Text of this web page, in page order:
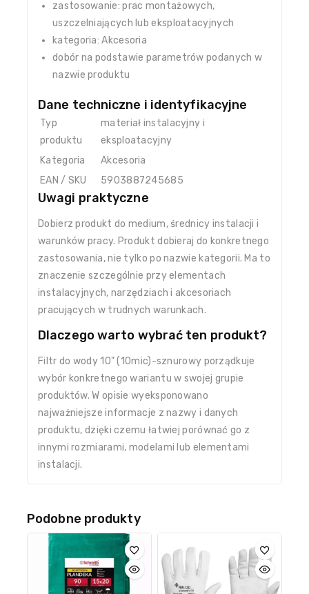
zastosowanie: prac montażowych,
uszczelniających lub eksploatacyjnych
kategoria: Akcesoria
dobór na podstawie parametrów podanych w
nazwie produktu
Dane techniczne i identyfikacyjne
Typ
produktu
materiał instalacyjny i
eksploatacyjny
Kategoria
Akcesoria
EAN / SKU
5903887245685
Uwagi praktyczne
Dobierz produkt do medium, średnicy instalacji i
warunków pracy. Produkt dobieraj do konkretnego
zastosowania, nie tylko po nazwie kategorii. Ma to
znaczenie szczególnie przy elementach
instalacyjnych, narzędziach i akcesoriach
pracujących w trudnych warunkach.
Dlaczego warto wybrać ten produkt?
Filtr do wody 10" (10mic)-sznurowy porządkuje
wybór konkretnego wariantu w swojej grupie
produktów. W opisie wyeksponowano
najważniejsze informacje z nazwy i danych
produktu, dzięki czemu łatwiej porównać go z
innymi rozmiarami, modelami lub elementami
instalacji.
Podobne produkty